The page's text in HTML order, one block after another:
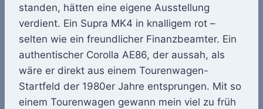
standen, hätten eine eigene Ausstellung
verdient. Ein Supra MK4 in knalligem rot –
selten wie ein freundlicher Finanzbeamter. Ein
authentischer Corolla AE86, der aussah, als
wäre er direkt aus einem Tourenwagen-
Startfeld der 1980er Jahre entsprungen. Mit so
einem Tourenwagen gewann mein viel zu früh